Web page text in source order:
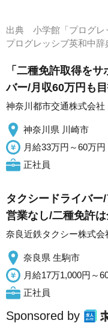
出典 小学館「プログレ
プログレッシブ英和中
「二種免許取得を
バー/月収60万円も
神奈川都市交通株式会社
神奈川県 川崎市
月給33万円～60万円
正社員
タクシードライバー
営業なし/二種免許
奈良近鉄タクシー株式会
奈良県 生駒市
月給17万1,000円～
正社員
Sponsored by